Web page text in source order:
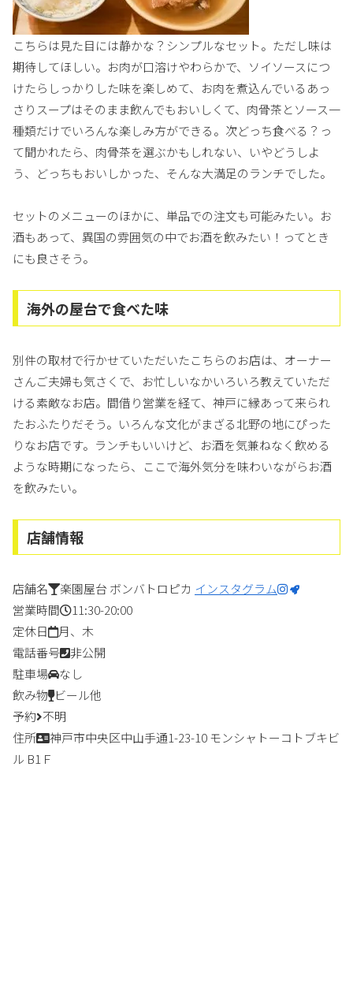
こちらは見た目には静かな？シンプルなセット。ただし味は
期待してほしい。お肉が口溶けやわらかで、ソイソースにつ
けたらしっかりした味を楽しめて、お肉を煮込んでいるあっ
さりスープはそのまま飲んでもおいしくて、肉骨茶とソース一
種類だけでいろんな楽しみ方ができる。次どっち食べる？っ
て聞かれたら、肉骨茶を選ぶかもしれない、いやどうしよ
う、どっちもおいしかった、そんな大満足のランチでした。
セットのメニューのほかに、単品での注文も可能みたい。お
酒もあって、異国の雰囲気の中でお酒を飲みたい！ってとき
にも良さそう。
海外の屋台で食べた味
別件の取材で行かせていただいたこちらのお店は、オーナー
さんご夫婦も気さくで、お忙しいなかいろいろ教えていただ
ける素敵なお店。間借り営業を経て、神戸に縁あって来られ
たおふたりだそう。いろんな文化がまざる北野の地にぴった
りなお店です。ランチもいいけど、お酒を気兼ねなく飲める
ような時期になったら、ここで海外気分を味わいながらお酒
を飲みたい。
店舗情報
店舗名 楽園屋台 ボンバトロピカ インスタグラム
営業時間
11:30-20:00
定休日
月、木
電話番号
非公開
駐車場
なし
飲み物 ビール他
予約 不明
住所
神戸市中央区中山手通1-23-10 モンシャトーコトブキビ
ル B1Ｆ